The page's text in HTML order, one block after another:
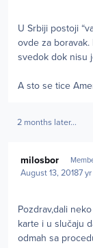
U Srbiji postoji
ovde za
svedok dok nisu
A sto se tice
2 months later...
milosbor
August 13, 20187 yr
Pozdrav,dali
karte i u slučaju
odmah sa